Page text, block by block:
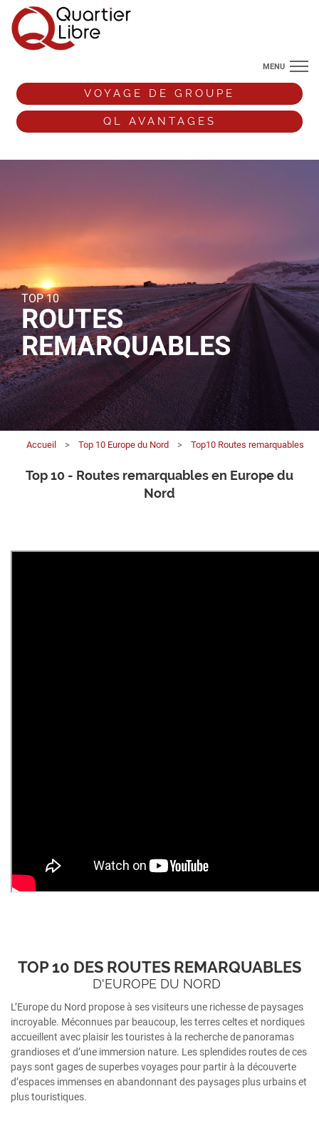
MENU
NOS DESTINATIONS
ANGLETERRE
VOS ENVIES DE VOYAGE
+33 (0)9 72 38 52 44
ESPACE PRO
VOYAGE DE GROUPE
QL AVANTAGES
TOP 10
ROUTES
REMARQUABLES
Accueil > Top 10 Europe du Nord > Top10 Routes remarquables
Top 10 - Routes remarquables en Europe du
Nord
TOP 10 DES ROUTES REMARQUABLES
D'EUROPE DU NORD
L’Europe du Nord propose à ses visiteurs une richesse de paysages
incroyable. Méconnues par beaucoup, les terres celtes et nordiques
accueillent avec plaisir les touristes à la recherche de panoramas
grandioses et d’une immersion nature. Les splendides routes de ces
pays sont gages de superbes voyages pour partir à la découverte
d’espaces immenses en abandonnant des paysages plus urbains et
plus touristiques.